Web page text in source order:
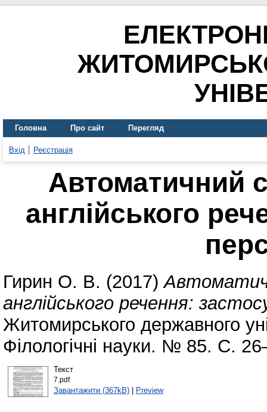
Головна Про сайт Перегляд
Вхід Реєстрація
Автоматичний
англійського
Гирин О. В. (2017)
англійського речення:
Житомирського державного
Філологічні науки. № 85. С.
Текст
7.pdf
Завантажити (367kB)| Preview